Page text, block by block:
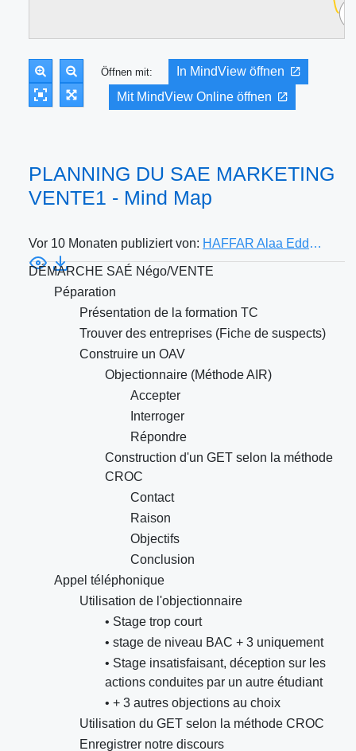
Öffnen mit:
In MindView öffnen
Mit MindView Online öffnen
PLANNING DU SAE MARKETING
VENTE1 - Mind Map
Vor 10 Monaten publiziert von: HAFFAR Alaa Eddine
DÉMARCHE SAÉ Négo/VENTE
Péparation
Présentation de la formation TC
Trouver des entreprises (Fiche de suspects)
Construire un OAV
Objectionnaire (Méthode AIR)
Accepter
Interroger
Répondre
Construction d'un GET selon la méthode
CROC
Contact
Raison
Objectifs
Conclusion
Appel téléphonique
Utilisation de l'objectionnaire
• Stage trop court
• stage de niveau BAC + 3 uniquement
• Stage insatisfaisant, déception sur les
actions conduites par un autre étudiant
• + 3 autres objections au choix
Utilisation du GET selon la méthode CROC
Enregistrer notre discours